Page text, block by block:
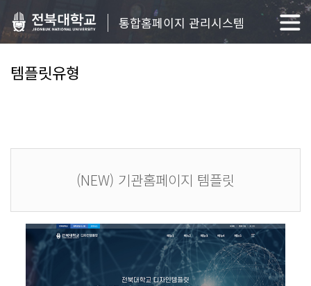
통합홈페이지 관리시스템
템플릿유형
(NEW) 기관홈페이지 템플릿